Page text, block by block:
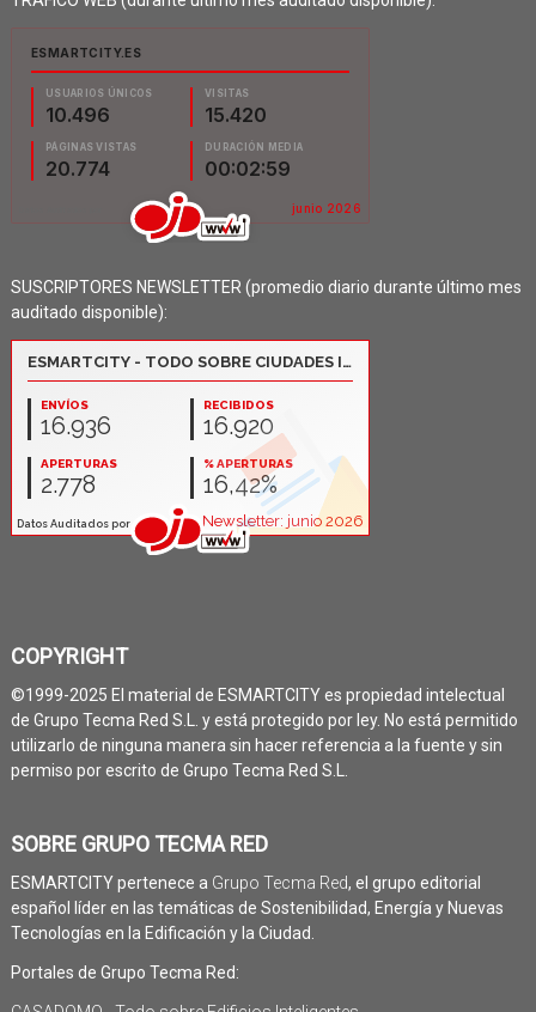
SUSCRIPTORES NEWSLETTER (promedio diario durante último mes
auditado disponible):
COPYRIGHT
©1999-2025 El material de ESMARTCITY es propiedad intelectual
de Grupo Tecma Red S.L. y está protegido por ley. No está permitido
utilizarlo de ninguna manera sin hacer referencia a la fuente y sin
permiso por escrito de Grupo Tecma Red S.L.
SOBRE GRUPO TECMA RED
ESMARTCITY pertenece a Grupo Tecma Red, el grupo editorial
español líder en las temáticas de Sostenibilidad, Energía y Nuevas
Tecnologías en la Edificación y la Ciudad.
Portales de Grupo Tecma Red: